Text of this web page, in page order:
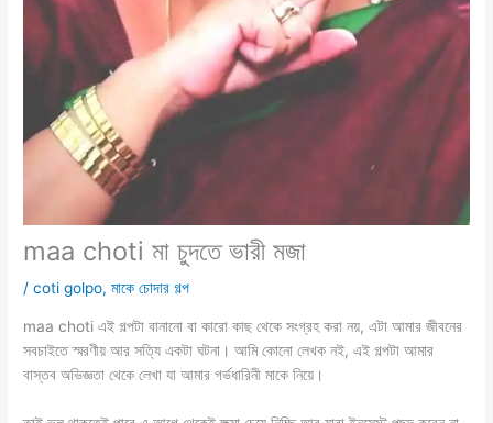
maa choti মা চুদতে ভারী মজা
/coti golpo,মাকে চোদার গল্প
maa choti এই গল্পটা বানানো বা কারো কাছ থেকে সংগ্রহ করা নয়, এটা আমার জীবনের
সবচাইতে স্মরণীয় আর সত্যি একটা ঘটনা। আমি কোনো লেখক নই, এই গল্পটা আমার
বাস্তব অভিজ্ঞতা থেকে লেখা যা আমার গর্ভধারিনী মাকে নিয়ে।